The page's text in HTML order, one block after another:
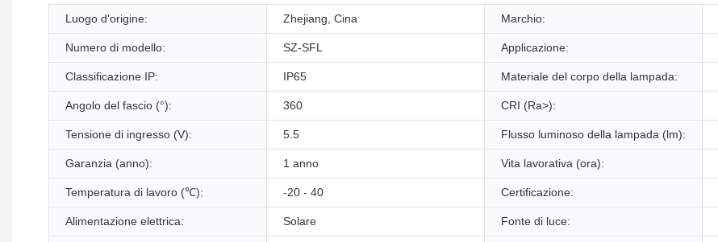
Luogo d'origine: Zhejiang, Cina Marchio:
Numero di modello: SZ-SFL Applicazione:
Classificazione IP: IP65 Materiale del corpo della lampada:
Angolo del fascio (°): 360 CRI (Ra>):
Tensione di ingresso (V): 5.5 Flusso luminoso della lampada (lm):
Garanzia (anno): 1 anno Vita lavorativa (ora):
Temperatura di lavoro (℃): -20 - 40 Certificazione:
Alimentazione elettrica: Solare Fonte di luce: